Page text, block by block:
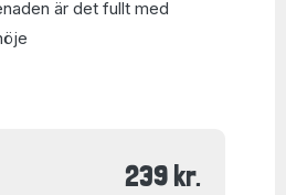
är det fullt med
239 kr.